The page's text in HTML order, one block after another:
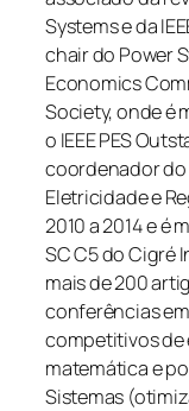
Systems e da
chair do Power
Economics
Society, onde é
o IEEE PES
coordenador
Eletricidade e
2010 a 2014 e é
SC C5 do Cigré
mais de 200
conferências
competitivos de
matemática e
Sistemas